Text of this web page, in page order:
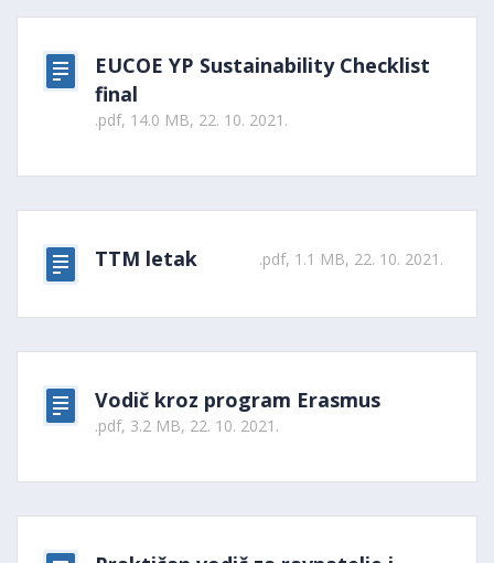
EUCOE YP Sustainability Checklist
final
.pdf, 14.0 MB, 22. 10. 2021.
TTM letak .pdf, 1.1 MB, 22. 10. 2021.
Vodič kroz program Erasmus
.pdf, 3.2 MB, 22. 10. 2021.